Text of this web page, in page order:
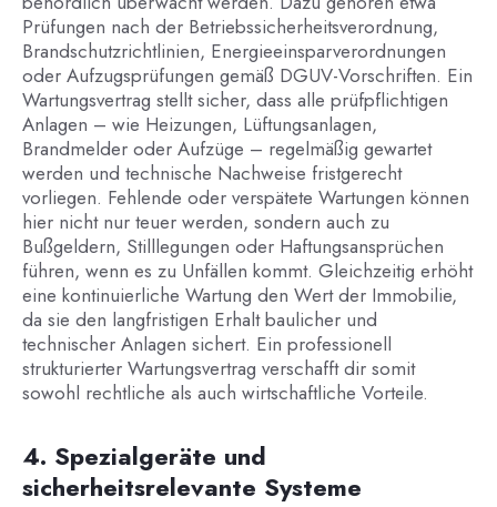
Prüfungen nach der Betriebssicherheitsverordnung,
Brandschutzrichtlinien, Energieeinsparverordnungen
oder Aufzugsprüfungen gemäß DGUV-Vorschriften. Ein
Wartungsvertrag stellt sicher, dass alle prüfpflichtigen
Anlagen – wie Heizungen, Lüftungsanlagen,
Brandmelder oder Aufzüge – regelmäßig gewartet
werden und technische Nachweise fristgerecht
vorliegen. Fehlende oder verspätete Wartungen können
hier nicht nur teuer werden, sondern auch zu
Bußgeldern, Stilllegungen oder Haftungsansprüchen
führen, wenn es zu Unfällen kommt. Gleichzeitig erhöht
eine kontinuierliche Wartung den Wert der Immobilie,
da sie den langfristigen Erhalt baulicher und
technischer Anlagen sichert. Ein professionell
strukturierter Wartungsvertrag verschafft dir somit
sowohl rechtliche als auch wirtschaftliche Vorteile.
4. Spezialgeräte und
sicherheitsrelevante Systeme